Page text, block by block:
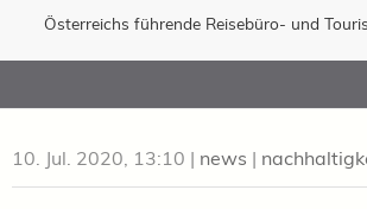
Österreichs führende Reisebüro- und
to
10. Jul. 2020, 13:10 | news |